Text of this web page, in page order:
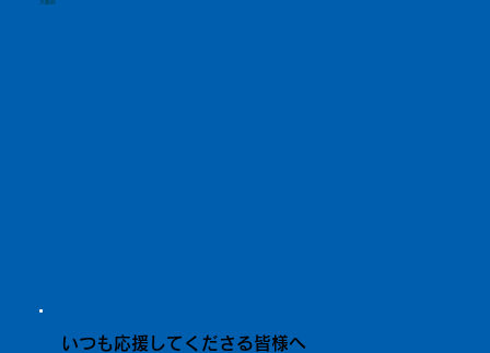
大阪府
いつも応援してくださる皆様へ